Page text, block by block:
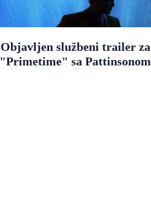
Objavljen službeni trailer za
"Primetime" sa Pattinsonom